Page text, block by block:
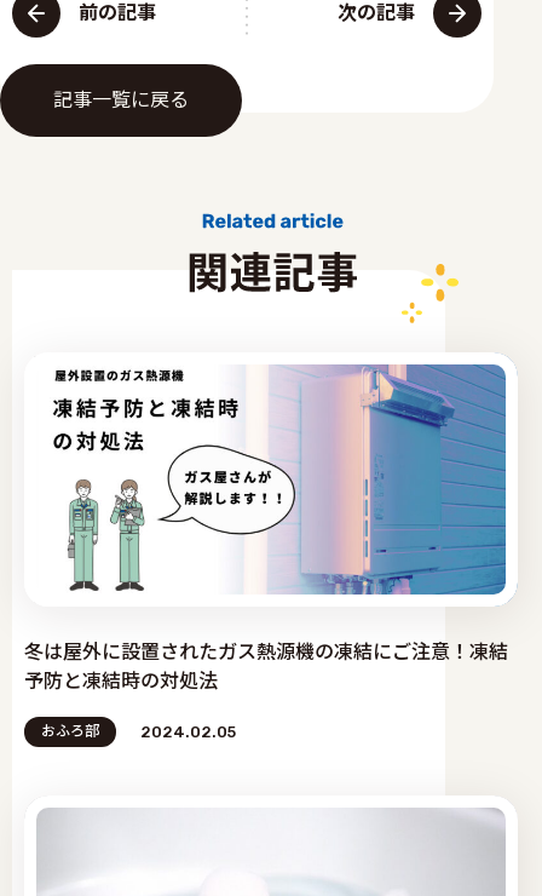
前の記事 次の記事
記事一覧に戻る
冬は屋外に設置されたガス熱源機の凍結にご注意！凍結
予防と凍結時の対処法
おふろ部 2024.02.05